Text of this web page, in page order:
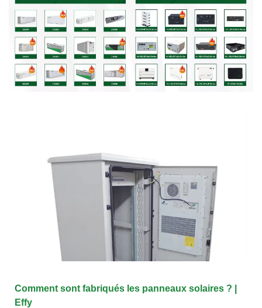
Comment sont fabriqués les panneaux solaires ? |
Effy